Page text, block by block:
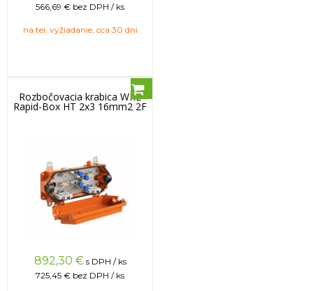
566,69 € bez DPH / ks
na tel. vyžiadanie, cca 30 dní
Rozbočovacia krabica WKE
Rapid-Box HT 2x3 16mm2 2F
892,30 € s DPH / ks
725,45 € bez DPH / ks